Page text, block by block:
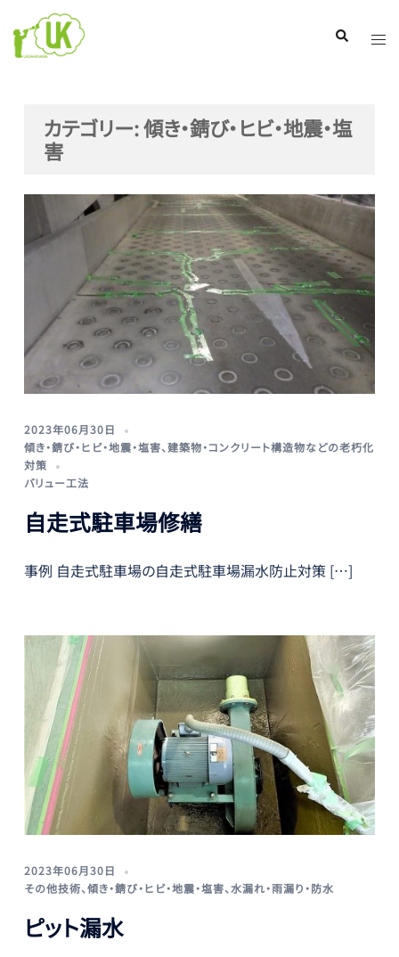
検
索
ト
カテゴリー:傾き・錆び・ヒビ・地震・塩
害
2023年06月30日
傾き・錆び・ヒビ・地震・塩害、建築物・コンクリート構造物などの老朽化
対策
バリュー工法
自走式駐車場修繕
事例 自走式駐車場の自走式駐車場漏水防止対策 […]
2023年06月30日
その他技術、傾き・錆び・ヒビ・地震・塩害、水漏れ・雨漏り・防水
ピット漏水